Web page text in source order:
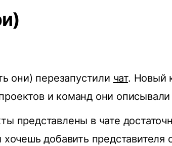
они) перезапустили чат. Новый
и команд они описывали
представлены в чате
добавить представителя